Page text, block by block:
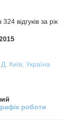
відгуків за рік
Київ, Україна
роботи